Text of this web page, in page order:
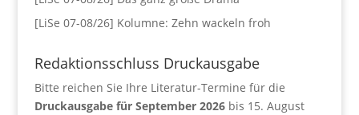
[LiSe 07-08/26] Kolumne: Zehn wackeln froh
Redaktionsschluss Druckausgabe
Bitte reichen Sie Ihre Literatur-Termine für die
Druckausgabe für September 2026bis 15. August